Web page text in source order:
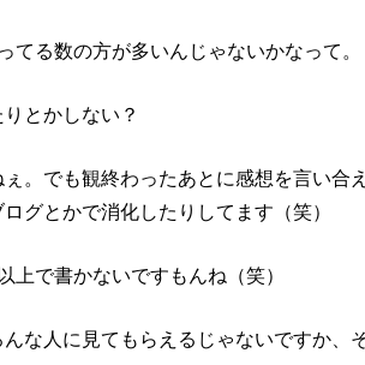
てる数の方が多いんじゃないかなって。
とかしない？
。でも観終わったあとに感想を言い合
グとかで消化したりしてます（笑）
上で書かないですもんね（笑）
な人に見てもらえるじゃないですか、